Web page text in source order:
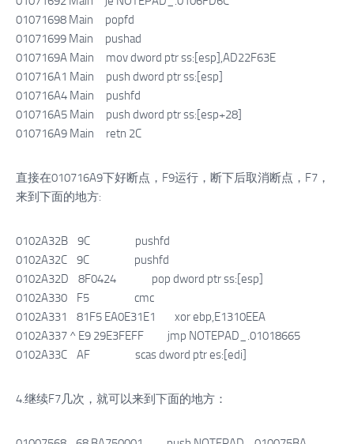
01071698 Main popfd
01071699 Main pushad
0107169A Main mov dword ptr ss:[esp],AD22F63E
010716A1 Main push dword ptr ss:[esp]
010716A4 Main pushfd
010716A5 Main push dword ptr ss:[esp+28]
010716A9 Main retn 2C
直接在010716A9下好断点，F9运行，断下后取消断点，F7，
来到下面的地方:
0102A32B 9C pushfd
0102A32C 9C pushfd
0102A32D 8F0424 pop dword ptr ss:[esp]
0102A330 F5 cmc
0102A331 81F5 EA0E31E1 xor ebp,E1310EEA
0102A337 ^ E9 29E3FEFF jmp NOTEPAD_.01018665
0102A33C AF scas dword ptr es:[edi]
4.继续F7几次，就可以来到下面的地方：